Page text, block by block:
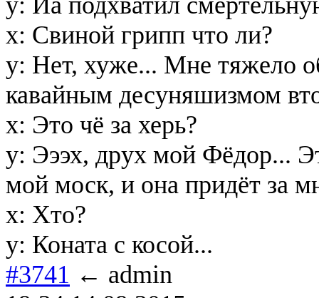
х: Свиной грипп что ли?
у: Нет, хуже... Мне тяжело
кавайным десуняшизмом
х: Это чё за херь?
у: Эээх, друх мой Фёдор...
мой моск, и она придёт за
х: Хто?
у: Коната с косой...
#3741 ← admin